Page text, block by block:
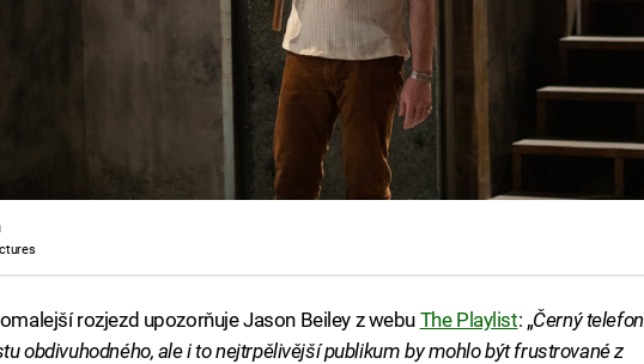
rozjezd upozorňuje Jason Beiley z webu The Playlist: „Černý telefon
obdivuhodného, ale i to nejtrpělivější publikum by mohlo být frustrované z